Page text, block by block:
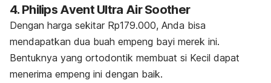
4. Philips Avent Ultra Air Soother
Dengan harga sekitar Rp179.000, Anda bisa
mendapatkan dua buah empeng bayi merek ini.
Bentuknya yang ortodontik membuat si Kecil dapat
menerima empeng ini dengan baik.